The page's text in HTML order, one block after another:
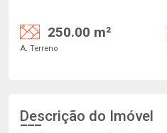
250.00 m²
A. Terreno
Descrição do Imóvel